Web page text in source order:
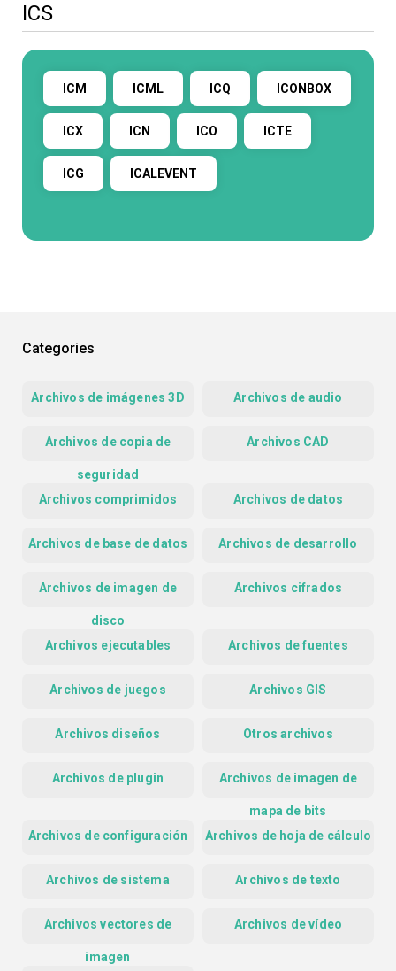
ICS
ICM ICML ICQ ICONBOX
ICX ICN ICO ICTE
ICG ICALEVENT
Categories
Archivos de imágenes 3D Archivos de audio
Archivos de copia de
seguridad
Archivos CAD
Archivos comprimidos Archivos de datos
Archivos de base de datos Archivos de desarrollo
Archivos de imagen de
disco
Archivos cifrados
Archivos ejecutables Archivos de fuentes
Archivos de juegos Archivos GIS
Archivos diseños Otros archivos
Archivos de plugin Archivos de imagen de
mapa de bits
Archivos de configuración
Archivos de hoja de cálculo
Archivos de sistema Archivos de texto
Archivos vectores de
imagen
Archivos de vídeo